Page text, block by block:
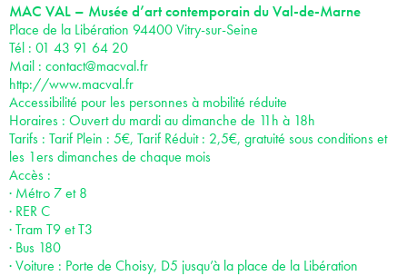
MAC VAL – Musée d’art contemporain du Val-de-Marne
Place de la Libération 94400 Vitry-sur-Seine
Tél : 01 43 91 64 20
Mail : contact@macval.fr
http://www.macval.fr
Accessibilité pour les personnes à mobilité réduite
Horaires : Ouvert du mardi au dimanche de 11h à 18h
Tarifs : Tarif Plein : 5€, Tarif Réduit : 2,5€, gratuité sous conditions et
les 1ers dimanches de chaque mois
Accès :
· Métro 7 et 8
· RER C
· Tram T9 et T3
· Bus 180
· Voiture : Porte de Choisy, D5 jusqu’à la place de la Libération